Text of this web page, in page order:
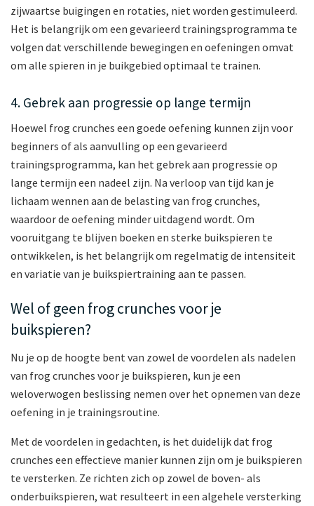
zijwaartse buigingen en rotaties, niet worden gestimuleerd.
Het is belangrijk om een gevarieerd trainingsprogramma te
volgen dat verschillende bewegingen en oefeningen omvat
om alle spieren in je buikgebied optimaal te trainen.
4. Gebrek aan progressie op lange termijn
Hoewel frog crunches een goede oefening kunnen zijn voor
beginners of als aanvulling op een gevarieerd
trainingsprogramma, kan het gebrek aan progressie op
lange termijn een nadeel zijn. Na verloop van tijd kan je
lichaam wennen aan de belasting van frog crunches,
waardoor de oefening minder uitdagend wordt. Om
vooruitgang te blijven boeken en sterke buikspieren te
ontwikkelen, is het belangrijk om regelmatig de intensiteit
en variatie van je buikspiertraining aan te passen.
Wel of geen frog crunches voor je
buikspieren?
Nu je op de hoogte bent van zowel de voordelen als nadelen
van frog crunches voor je buikspieren, kun je een
weloverwogen beslissing nemen over het opnemen van deze
oefening in je trainingsroutine.
Met de voordelen in gedachten, is het duidelijk dat frog
crunches een effectieve manier kunnen zijn om je buikspieren
te versterken. Ze richten zich op zowel de boven- als
onderbuikspieren, wat resulteert in een algehele versterking